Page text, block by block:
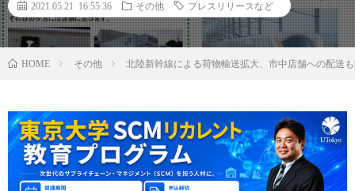
2021.05.21 16:55:36 その他 プレスリリースなど
HOME その他 北陸新幹線による荷物輸送拡大、市中店舗への配送